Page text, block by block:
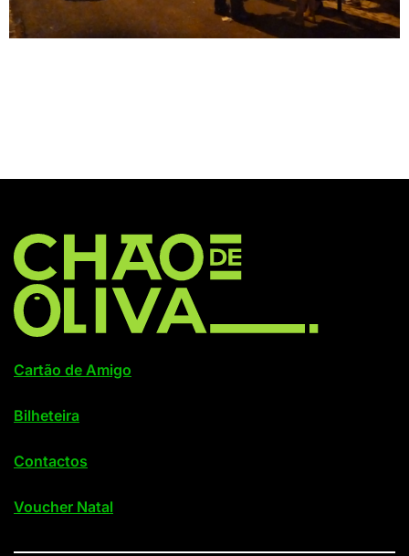
Cartão de Amigo
Bilheteira
Contactos
Voucher Natal